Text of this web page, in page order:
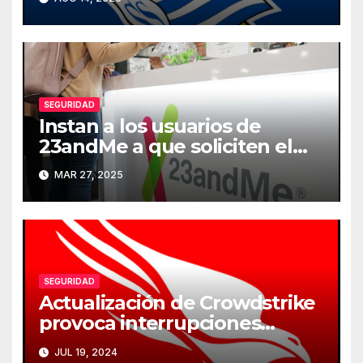
SEGURIDAD
Instan a los usuarios de
23andMe a que soliciten el
borrado de sus datos
genéticos
MAR 27, 2025
SEGURIDAD
Actualización de Crowdstrike
provoca interrupciones
masivas en servicios críticos
JUL 19, 2024